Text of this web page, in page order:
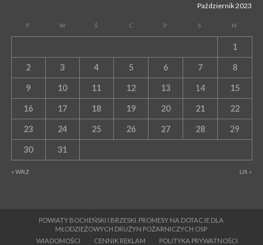
Październik 2023
P W Ś C P S N
« WRZ LIS »
1
2 3 4 5 6 7 8
9 10 11 12 13 14 15
16 17 18 19 20 21 22
23 24 25 26 27 28 29
30 31
POWIATY BOCHEŃSKI I BRZESKI. PROMESY NA DOTACJE DLA
MŁODZIEŻOWYCH DRUŻYN POŻARNICZYCH OSP
WIADOMOŚCI
CENNIK REKLAM POLITYKA PRYWATNOŚCI